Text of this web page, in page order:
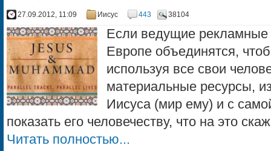
27.09.2012, 11:09 Иисус 443 38104
Если ведущие рекламные
Европе объединятся,
используя все свои
материальные ресурсы,
Иисуса (мир ему) и с
показать его человечеству, что на это
Читать полностью...